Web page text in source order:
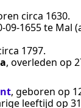
circa 1630.
te Mal
1797.
, overleden op
, geboren op
leeftijd op